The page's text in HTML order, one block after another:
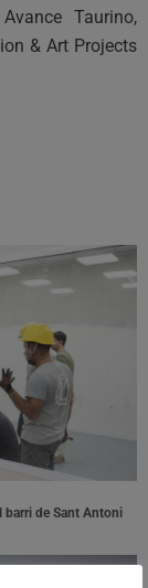
Taurino,
& Art Projects
barri de Sant Antoni